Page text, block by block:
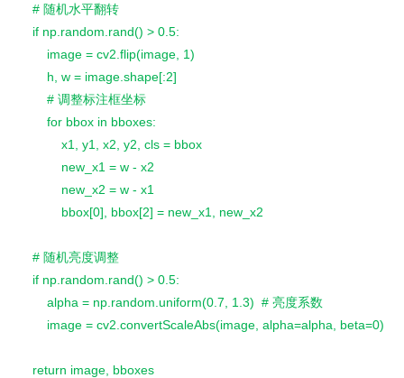
# 随机水平翻转
if np.random.rand() > 0.5:
image = cv2.flip(image, 1)
h, w = image.shape[:2]
# 调整标注框坐标
for bbox in bboxes:
x1, y1, x2, y2, cls = bbox
new_x1 = w - x2
new_x2 = w - x1
bbox[0], bbox[2] = new_x1, new_x2
# 随机亮度调整
if np.random.rand() > 0.5:
alpha = np.random.uniform(0.7, 1.3)  # 亮度系数
image = cv2.convertScaleAbs(image, alpha=alpha, beta=0)
return image, bboxes